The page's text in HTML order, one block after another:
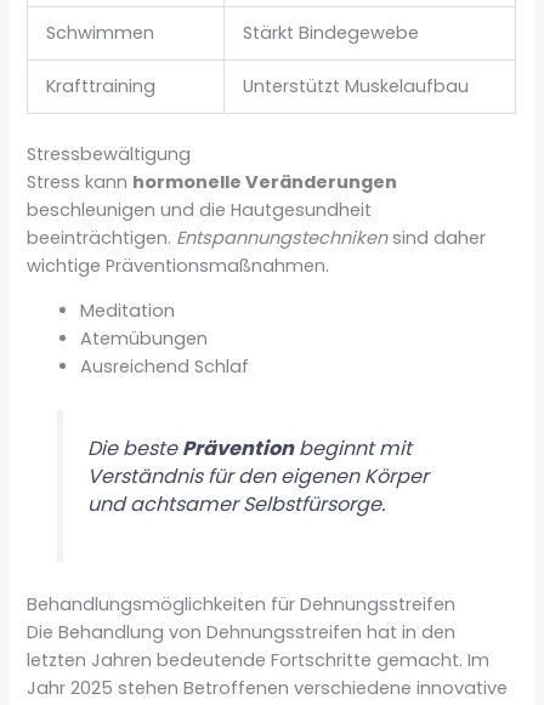
Schwimmen Stärkt Bindegewebe
Krafttraining Unterstützt Muskelaufbau
Stressbewältigung
Stress kann hormonelle Veränderungen
beschleunigen und die Hautgesundheit
beeinträchtigen. Entspannungstechnikensind daher
wichtige Präventionsmaßnahmen.
Meditation
Atemübungen
Ausreichend Schlaf
Die bestePräventionbeginnt mit
Verständnis für den eigenen Körper
und achtsamer Selbstfürsorge.
Behandlungsmöglichkeiten für Dehnungsstreifen
Die Behandlung von Dehnungsstreifen hat in den
letzten Jahren bedeutende Fortschritte gemacht. Im
Jahr 2025 stehen Betroffenen verschiedene innovative